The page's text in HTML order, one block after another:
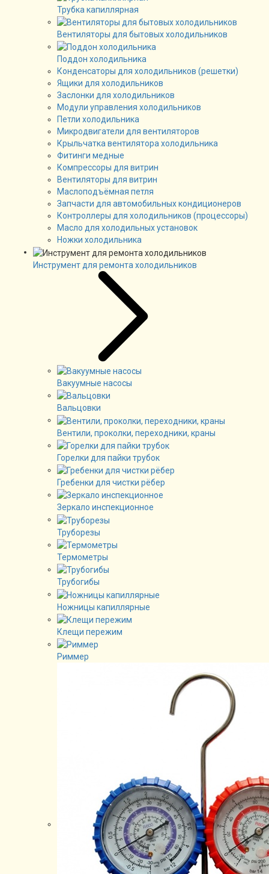
Трубка капиллярная
Вентиляторы для бытовых холодильников
Поддон холодильника
Конденсаторы для холодильников (решетки)
Ящики для холодильников
Заслонки для холодильников
Модули управления холодильников
Петли холодильника
Микродвигатели для вентиляторов
Крыльчатка вентилятора холодильника
Фитинги медные
Компрессоры для витрин
Вентиляторы для витрин
Маслоподъёмная петля
Запчасти для автомобильных кондиционеров
Контроллеры для холодильников (процессоры)
Масло для холодильных установок
Ножки холодильника
Инструмент для ремонта холодильников
Вакуумные насосы
Вальцовки
Вентили, проколки, переходники, краны
Горелки для пайки трубок
Гребенки для чистки рёбер
Зеркало инспекционное
Труборезы
Термометры
Трубогибы
Ножницы капиллярные
Клещи пережим
Риммер